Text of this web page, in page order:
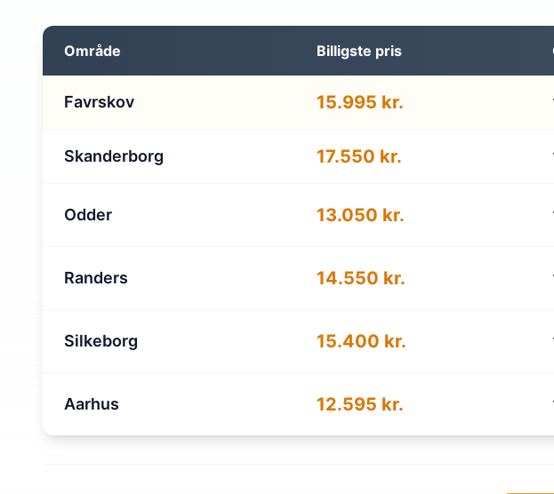
Område Billigste pris
Favrskov 15.995 kr.
Skanderborg 17.550 kr.
Odder 13.050 kr.
Randers 14.550 kr.
Silkeborg 15.400 kr.
Aarhus 12.595 kr.